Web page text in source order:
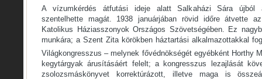
A vízumkérdés átfutási ideje alatt Salkaházi Sára újból
szentelhette magát. 1938 januárjában rövid időre átvette
Katolikus Háziasszonyok Országos Szövetségében. Ez
munkára; a Szent Zita körökben háztartási alkalmazottakkal
Világkongresszus – melynek fővédnökségét egyébként Horthy
kegytárgyak árusításáért felelt; a kongresszus lezajlását
zsolozsmáskönyvet korrektúrázott, illetve maga is